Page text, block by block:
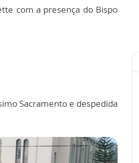
com a presença do Bispo
Sacramento e despedida